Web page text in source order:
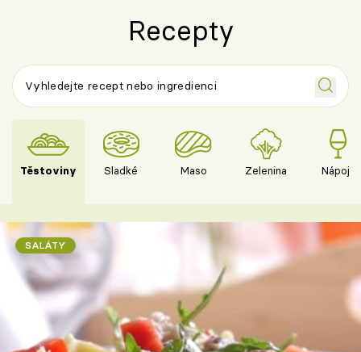
Recepty
Těstoviny Sladké Maso Zelenina Nápoje
SALÁTY